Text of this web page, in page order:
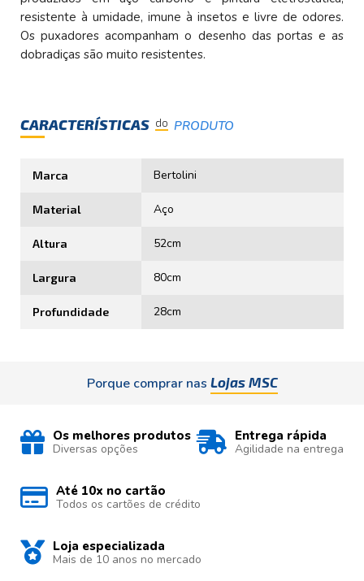
resistente à umidade, imune à insetos e livre de odores.
Os puxadores acompanham o desenho das portas e as
dobradiças são muito resistentes.
CARACTERÍSTICAS do PRODUTO
Marca Bertolini
Material Aço
Altura 52cm
Largura 80cm
Profundidade 28cm
Porque comprar nas Lojas MSC
Os melhores produtos
Diversas opções
Entrega rápida
Agilidade na entrega
Até 10x no cartão
Todos os cartões de crédito
Loja especializada
Mais de 10 anos no mercado